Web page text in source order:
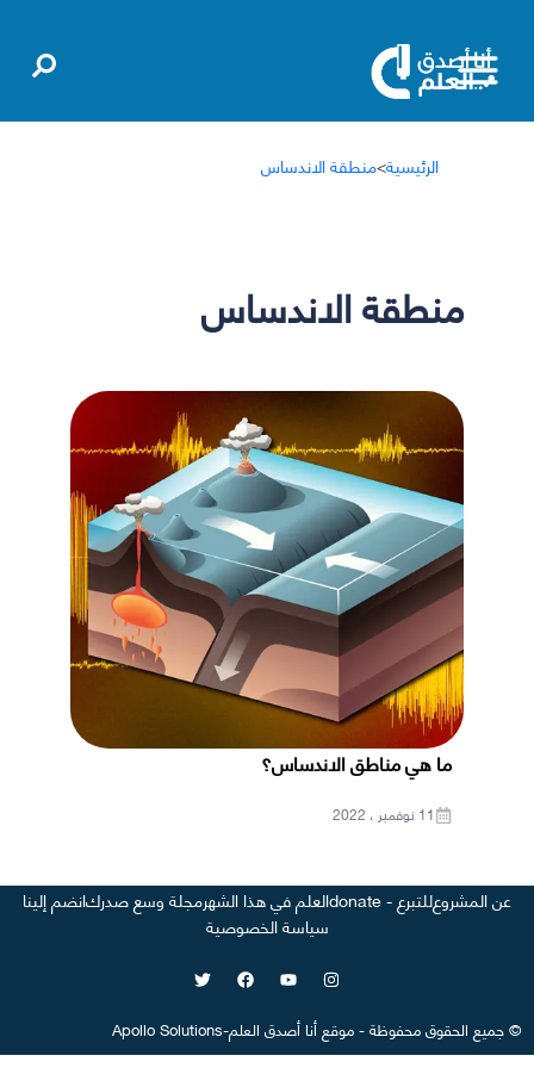
الرئيسية>منطقة الاندساس
منطقة الاندساس
ما هي مناطق الاندساس؟
11 نوفمبر ، 2022
عن المشروعللتبرع - donate العلم في هذا الشهرمجلة وسع صدركانضم إلينا
سياسة الخصوصية
©جميع الحقوق محفوظة-موقع أنا أصدق العلم-
Apollo Solutions